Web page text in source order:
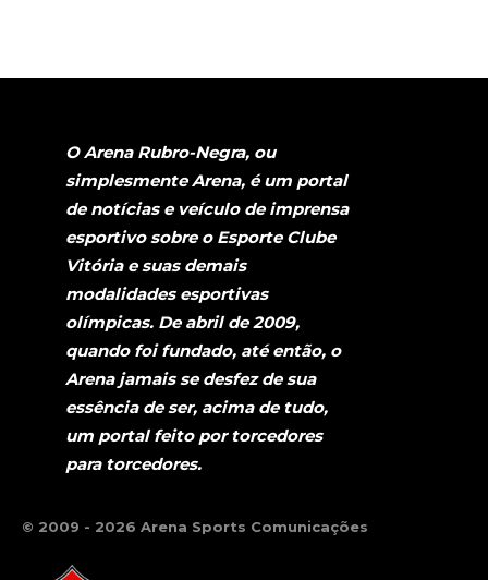
O Arena Rubro-Negra, ou
simplesmente Arena, é um portal
de notícias e veículo de imprensa
esportivo sobre o Esporte Clube
Vitória e suas demais
modalidades esportivas
olímpicas. De abril de 2009,
quando foi fundado, até então, o
Arena jamais se desfez de sua
essência de ser, acima de tudo,
um portal feito por torcedores
para torcedores.
© 2009 - 2026 Arena Sports Comunicações